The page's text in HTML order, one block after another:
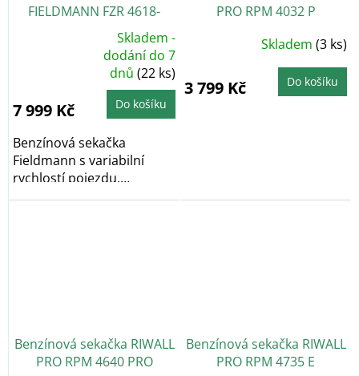
FIELDMANN FZR 4618-
144BV s var. pojezdem
Nabroušení nože zdarma
z
5
hvězdiček.
Skladem -
dodání do 7
dnů(22 ks)
7 999 Kč Do košíku
Benzínová sekačka
Fieldmann s variabilní
rychlostí pojezdu,
čtyřtaktním motorem o...
PRO RPM 4032 P
Skladem (3 ks)
3 799 Kč Do košíku
Benzínová sekačka RIWALL
PRO RPM 4640 PRO
Benzínová sekačka RIWALL
PRO RPM 4735 E